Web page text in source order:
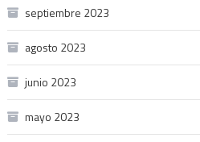
septiembre 2023
agosto 2023
junio 2023
mayo 2023